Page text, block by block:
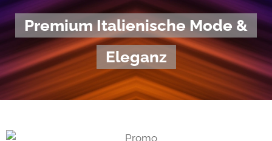
Premium Italienische Mode &
Eleganz